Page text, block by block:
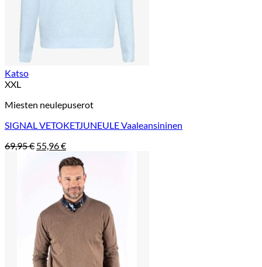
Katso
XXL
Miesten neulepuserot
SIGNAL VETOKETJUNEULE Vaaleansininen
69,95€ Alkuperäinen
69,95 €.
55,96€Nykyinen
hinta
on:
55,96 €.